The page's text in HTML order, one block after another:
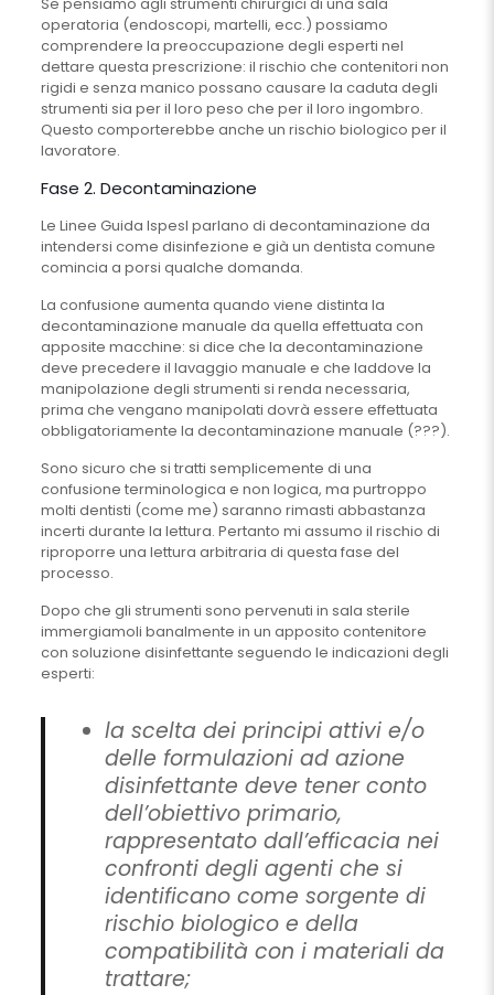
operatoria (endoscopi, martelli, ecc.) possiamo
comprendere la preoccupazione degli esperti nel
dettare questa prescrizione: il rischio che contenitori non
rigidi e senza manico possano causare la caduta degli
strumenti sia per il loro peso che per il loro ingombro.
Questo comporterebbe anche un rischio biologico per il
lavoratore.
Fase 2. Decontaminazione
Le Linee Guida Ispesl parlano di decontaminazione da
intendersi come disinfezione e già un dentista comune
comincia a porsi qualche domanda.
La confusione aumenta quando viene distinta la
decontaminazione manuale da quella effettuata con
apposite macchine: si dice che la decontaminazione
deve precedere il lavaggio manuale e che laddove la
manipolazione degli strumenti si renda necessaria,
prima che vengano manipolati dovrà essere effettuata
obbligatoriamente la decontaminazione manuale (???).
Sono sicuro che si tratti semplicemente di una
confusione terminologica e non logica, ma purtroppo
molti dentisti (come me) saranno rimasti abbastanza
incerti durante la lettura. Pertanto mi assumo il rischio di
riproporre una lettura arbitraria di questa fase del
processo.
Dopo che gli strumenti sono pervenuti in sala sterile
immergiamoli banalmente in un apposito contenitore
con soluzione disinfettante seguendo le indicazioni degli
esperti:
la scelta dei principi attivi e/o
delle formulazioni ad azione
disinfettante deve tener conto
dell’obiettivo primario,
rappresentato dall’efficacia nei
confronti degli agenti che si
identificano come sorgente di
rischio biologico e della
compatibilità con i materiali da
trattare;